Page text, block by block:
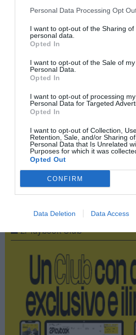
Personal Data Processing Opt
I want to opt-out of the Sharing of
personal data.
Opted In
I want to opt-out of the Sale of my
Personal Data.
Opted In
I want to opt-out of processing my
Personal Data for Targeted
Opted In
I want to opt-out of Collection,
Retention, Sale, and/or Sharing
Personal Data that Is Unrelated
Purposes for which it was
Opted Out
CONFIRM
Data Deletion Data Access
Índex2P
Fórmula 1
de forma gratuita
Mantente informado con las últimas
2Playbook Club